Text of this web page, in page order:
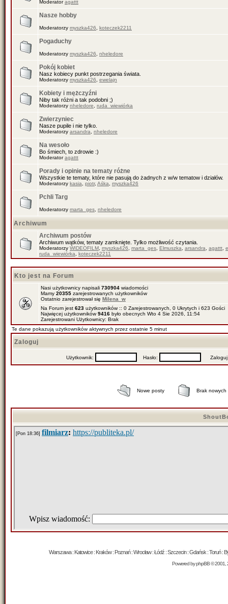
Moderatoragattt
Nasze hobby
Moderatorzy myszka426 koteczek2211
Pogaduchy
Moderatorzy myszka426 nheledore
Pokój kobiet
Nasz kobiecy punkt postrzegania świata.
Moderatorzy myszka426 ewelajn
Kobiety i mężczyźni
Niby tak różni a tak podobni ;)
Moderatorzy nheledore ruda_wiewiórka
Zwierzyniec
Nasze pupile i nie tylko.
Moderatorzy arsandra nheledore
Na wesoło
Bo śmiech, to zdrowie :)
Moderatoragattt
Porady i opinie na tematy różne
Wszystkie te tematy, które nie pasują do żadnych z w/w tematow i działów.
Moderatorzy kasia piotr, Aśka myszka426
Pchli Targ
Moderatorzy marta_ges nheledore
Archiwum
Archiwum postów
Archiwum wątków, tematy zamknięte. Tylko możliwość czytania.
Moderatorzy WIDEOFILM myszka426 marta_ges Elmuszka arsandra agattt
ruda_wiewiórka
koteczek2211
Kto jest na Forum
Nasi użytkownicy napisali 730904 wiadomości
Mamy 20355 zarejestrowanych użytkowników
Ostatnio zarejestrował się Milena_w
Na Forum jest 623 użytkowników :: 0 Zarejestrowanych, 0 Ukrytych i 623
Najwięcej użytkowników9416 było obecnych Wto 4 Sie 2026, 11:54
Zarejestrowani Użytkownicy: Brak
Te dane pokazują użytkowników aktywnych przez ostatnie 5 minut
Zaloguj
Użytkownik: Hasło: Zaloguj
Nowe posty Brak nowych
Warszawa : Katowice : Kraków : Poznań : Wrocław : Łódź : Szczecin : Gdańsk : Toruń :
Powered byphpBB© 2001,